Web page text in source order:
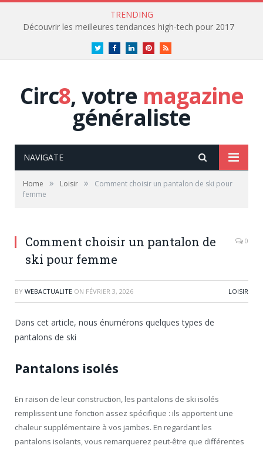
TRENDING
Découvrir les meilleures tendances high-tech pour 2017
TwitterFacebookLinkedInPinterestRSS
Circ8, votre magazine
généraliste
NAVIGATE
Home » Loisir »
Comment choisir un pantalon de ski pour
femme
Comment choisir un pantalon de
ski pour femme
0
BY WEBACTUALITE ON FÉVRIER 3, 2026 LOISIR
Dans cet article, nous énumérons quelques types de
pantalons de ski
Pantalons isolés
En raison de leur construction, les pantalons de ski isolés
remplissent une fonction assez spécifique : ils apportent une
chaleur supplémentaire à vos jambes. En regardant les
pantalons isolants, vous remarquerez peut-être que différentes